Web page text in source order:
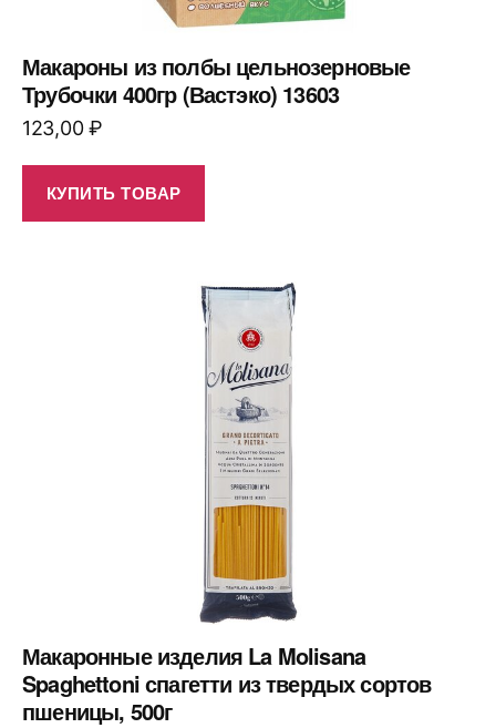
Макароны из полбы цельнозерновые
Трубочки 400гр (Вастэко) 13603
123,00₽
КУПИТЬ ТОВАР
Макаронные изделия La Molisana
Spaghettoni спагетти из твердых сортов
пшеницы, 500г